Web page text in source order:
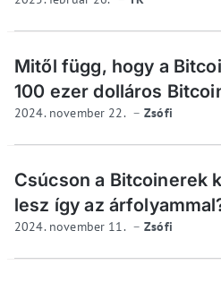
Mitől függ, hogy a
100 ezer dolláros
2024. november 22. Zsófi
Csúcson a Bitcoinerek
lesz így az
2024. november 11. Zsófi